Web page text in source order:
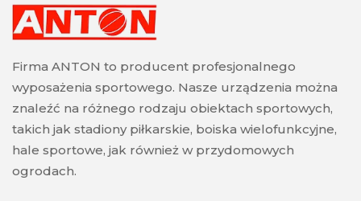
Firma ANTON to producent profesjonalnego
wyposażenia sportowego. Nasze urządzenia można
znaleźć na różnego rodzaju obiektach sportowych,
takich jak stadiony piłkarskie, boiska wielofunkcyjne,
hale sportowe, jak również w przydomowych
ogrodach.